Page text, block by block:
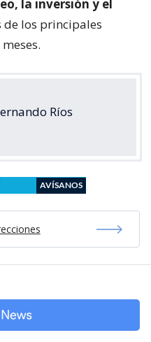
la inversión y el
de los principales
Ríos
AVÍSANOS